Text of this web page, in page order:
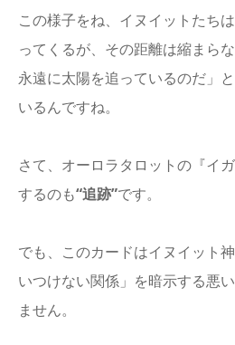
この様子をね、イヌイットたち
ってくるが、その距離は縮まら
永遠に太陽を追っているのだ」
いるんですね。
さて、オーロラタロットの『イ
するのも“追跡”です。
でも、このカードはイヌイット
いつけない関係」を暗示する悪
ません。